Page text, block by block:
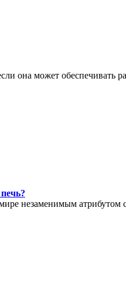
она может обеспечивать
незаменимым атрибутом